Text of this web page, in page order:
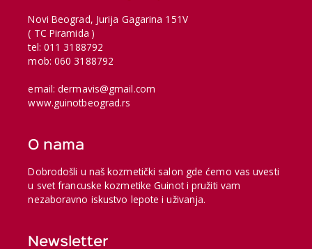
Novi Beograd, Jurija Gagarina 151V
( TC Piramida )
tel: 011 3188792
mob: 060 3188792
email: dermavis@gmail.com
www.guinotbeograd.rs
O nama
Dobrodošli u naš kozmetički salon gde ćemo vas uvesti
u svet francuske kozmetike Guinot i pružiti vam
nezaboravno iskustvo lepote i uživanja.
Newsletter